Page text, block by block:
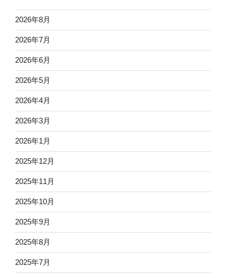
2026年8月
2026年7月
2026年6月
2026年5月
2026年4月
2026年3月
2026年1月
2025年12月
2025年11月
2025年10月
2025年9月
2025年8月
2025年7月